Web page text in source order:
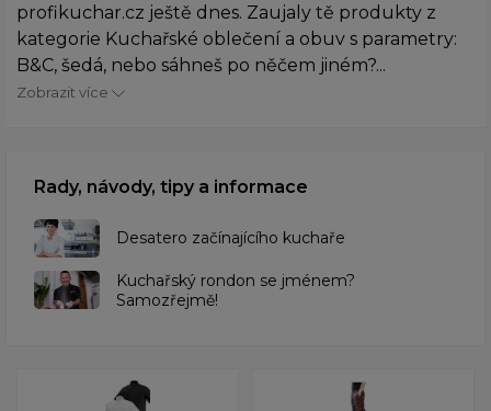
profikuchar.cz ještě dnes. Zaujaly tě produkty z
kategorie Kuchařské oblečení a obuv s parametry:
B&C, šedá, nebo sáhneš po něčem jiném?...
Zobrazit více
Rady, návody, tipy a informace
Desatero začínajícího kuchaře
Kuchařský rondon se jménem?
Samozřejmě!